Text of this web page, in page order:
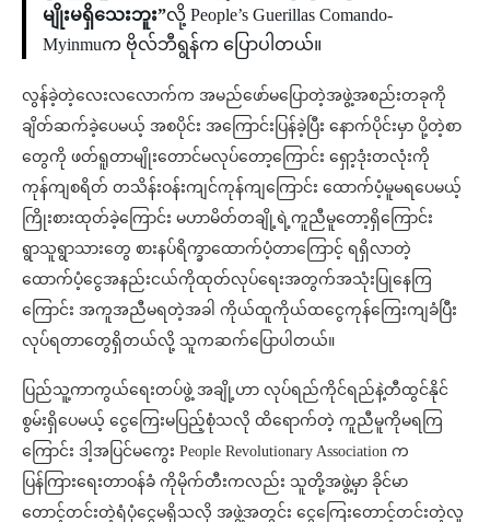
မျိုးမရှိသေးဘူး”လို့ People’s Guerillas Comando-
Myinmuက ဗိုလ်ဘီရွန်က ပြောပါတယ်။
လွန်ခဲ့တဲ့လေးလလောက်က အမည်ဖော်မပြောတဲ့အဖွဲ့အစည်းတခုကို
ချိတ်ဆက်ခဲ့ပေမယ့် အစပိုင်း အကြောင်းပြန်ခဲ့ပြီး နောက်ပိုင်းမှာ ပို့တဲ့စာ
တွေကို ဖတ်ရူတာမျိုးတောင်မလုပ်တော့ကြောင်း ရှော့ဒုံးတလုံးကို
ကုန်ကျစရိတ် တသိန်းဝန်းကျင်ကုန်ကျကြောင်း ထောက်ပံ့မူမရပေမယ့်
ကြိုးစားထုတ်ခဲ့ကြောင်း မဟာမိတ်တချို့ရဲ့ကူညီမူတော့ရှိ​ကြောင်း
ရွာသူရွာသားတွေ စားနပ်ရိက္ခာထောက်ပံ့တာကြောင့် ရရှိလာတဲ့
ထောက်ပံ့ငွေအနည်းငယ်ကိုထုတ်လုပ်ရေးအတွက်အသုံးပြုနေကြ
ကြောင်း အကူအညီမရတဲ့အခါ ကိုယ်ထူကိုယ်ထငွေကုန်ကြေးကျခံပြီး
လုပ်ရတာတွေရှိတယ်လို့ သူကဆက်ပြောပါတယ်။
ပြည်သူ့ကာကွယ်ရေးတပ်ဖွဲ့ အချို့ဟာ လုပ်ရည်ကိုင်ရည်နဲ့တီထွင်နိုင်
စွမ်းရှိပေမယ့် ငွေကြေးမပြည့်စုံ​သလို ထိရောက်တဲ့ ကူညီမူကိုမရကြ
ကြောင်း ဒါ့အပြင်မကွေး People Revolutionary Association က
ပြန်ကြားရေးတာဝန်ခံ ကိုမိုက်တီးကလည်း သူတို့အဖွဲ့မှာ ခိုင်မာ
တောင့်တင်းတဲ့ရံပုံငွေမရှိသလို အဖွဲ့အတွင်း ငွေကြေးတောင့်တင်းတဲ့လူ